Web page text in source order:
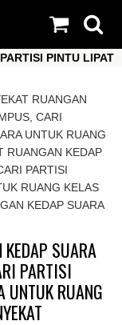
PINTU LIPAT
RUANGAN
CARI
UNTUK RUANG
RUANGAN KEDAP
PARTISI
RUANG KELAS
KEDAP SUARA
SUARA
PARTISI
UNTUK RUANG